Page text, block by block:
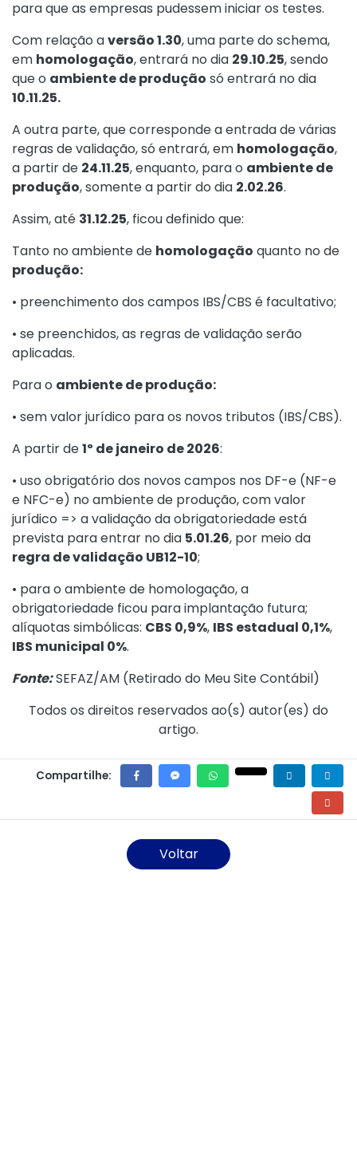
para que as empresas pudessem iniciar os testes.
Com relação aversão 1.30, uma parte do schema,
em homologação, entrará no dia 29.10.25, sendo
que o ambiente de produção só entrará no dia
10.11.25.
A outra parte, que corresponde a entrada de várias
regras de validação, só entrará, em homologação,
a partir de 24.11.25, enquanto, para o ambiente de
produção, somente a partir do dia 2.02.26.
Assim, até 31.12.25, ficou definido que:
Tanto no ambiente de homologação quanto no de
produção:
• preenchimento dos campos IBS/CBS é facultativo;
• se preenchidos, as regras de validação serão
aplicadas.
Para o ambiente de produção:
• sem valor jurídico para os novos tributos (IBS/CBS).
A partir de1º de janeiro de 2026:
• uso obrigatório dos novos campos nos DF-e (NF-e
e NFC-e) no ambiente de produção, com valor
jurídico => a validação da obrigatoriedade está
prevista para entrar no dia 5.01.26, por meio da
regra de validação UB12-10;
• para o ambiente de homologação, a
obrigatoriedade ficou para implantação futura;
alíquotas simbólicas: CBS 0,9%, IBS estadual 0,1%,
IBS municipal 0%.
Fonte:SEFAZ/AM (Retirado do Meu Site Contábil)
Todos os direitos reservados ao(s) autor(es) do
artigo.
Compartilhe:
Voltar